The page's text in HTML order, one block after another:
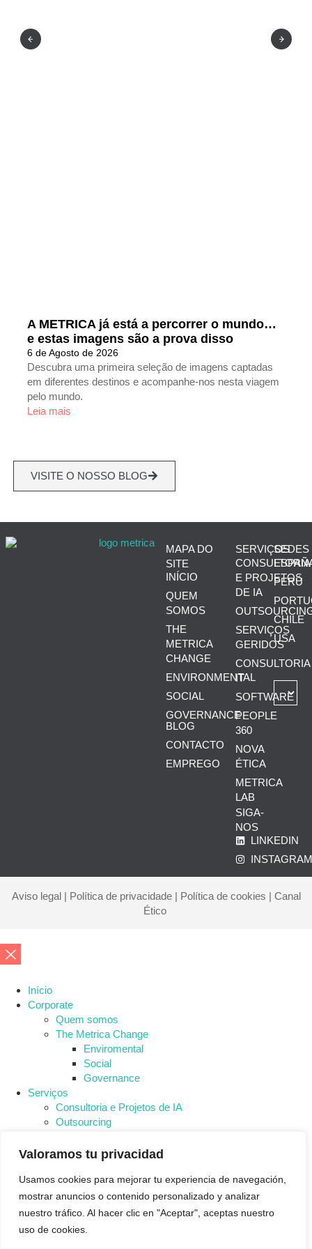
Valoramos tu privacidad
Usamos cookies para mejorar tu experiencia de navegación,
mostrar anuncios o contenido personalizado y analizar
nuestro tráfico. Al hacer clic en "Aceptar", aceptas nuestro
uso de cookies.
A METRICA já está a percorrer o mundo…
e estas imagens são a prova disso
6 de Agosto de 2026
Descubra uma primeira seleção de imagens captadas
em diferentes destinos e acompanhe-nos nesta viagem
pelo mundo.
Leia mais
VISITE O NOSSO BLOG
MAPA DO
SITE
INÍCIO
QUEM
SOMOS
THE
METRICA
CHANGE
ENVIRONMENTAL
SOCIAL
GOVERNANCE
BLOG
CONTACTO
EMPREGO
SERVIÇOS
CONSULTORIA
E PROJETOS
DE IA
SERVIÇOS
GERIDOS
CONSULTORIA
IT
SOFTWARE
PEOPLE
360
NOVA
ÉTICA
METRICA
LAB
SIGA-
NOS
LINKEDIN
SEDES
PERÚ
CHILE
USA
Aviso legal| Política de privacidade| Política de cookies | Canal
Ético
Início
Corporate
Quem somos
The Metrica Change
Enviromental
Social
Governance
Serviços
Consultoria e Projetos de IA​
Outsourcing
Consultoria IT
People 360
Nova Ética
METRICA LAB
Blog